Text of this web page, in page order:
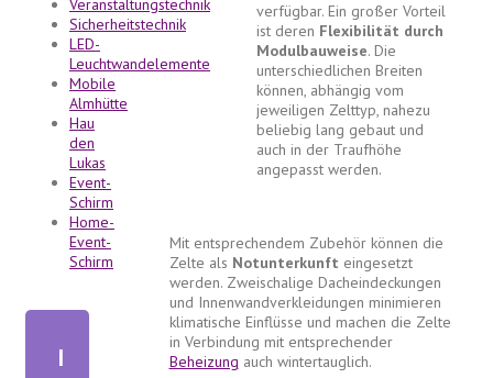
Veranstaltungstechnik
Sicherheitstechnik
LED-
Leuchtwandelemente
Mobile
Almhütte
Hau
den
Lukas
Event-
Schirm
Home-
Event-
Schirm
I
verfügbar. Ein großer Vorteil
ist deren Flexibilität durch
Modulbauweise. Die
unterschiedlichen Breiten
können, abhängig vom
jeweiligen Zelttyp, nahezu
beliebig lang gebaut und
auch in der Traufhöhe
angepasst werden.
Mit entsprechendem Zubehör können die
Zelte als Notunterkunft eingesetzt
werden. Zweischalige Dacheindeckungen
und Innenwandverkleidungen minimieren
klimatische Einflüsse und machen die Zelte
in Verbindung mit entsprechender
Beheizung auch wintertauglich.